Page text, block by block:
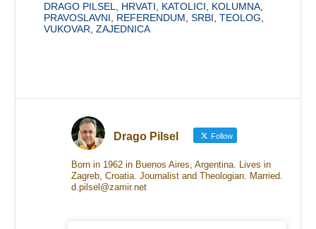
DRAGO PILSEL
HRVATI KATOLICI KOLUMNA
PRAVOSLAVNI
REFERENDUM ,SRBI ,TEOLOG
VUKOVAR ,ZAJEDNICA
Drago Pilsel Follow
Born in 1962 in Buenos Aires, Argentina. Lives in
Zagreb, Croatia. Journalist and Theologian. Married.
d.pilsel@zamir.net